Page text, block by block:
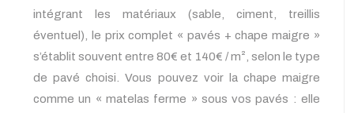
intégrant les matériaux (sable, ciment, treillis
éventuel), le prix complet « pavés + chape maigre »
s’établit souvent entre 80€ et 140€ / m², selon le type
de pavé choisi. Vous pouvez voir la chape maigre
comme un « matelas ferme » sous vos pavés : elle